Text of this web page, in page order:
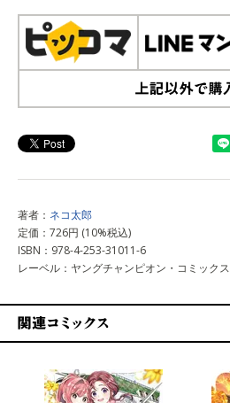
著者： ネコ太郎
定価：726円 (10%税込)
ISBN：978-4-253-31011-6
レーベル：ヤングチャンピオン・コミックス